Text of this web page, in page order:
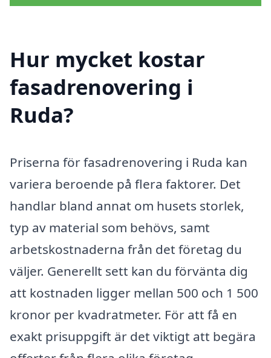
Hur mycket kostar
fasadrenovering i
Ruda?
Priserna för fasadrenovering i Ruda kan
variera beroende på flera faktorer. Det
handlar bland annat om husets storlek,
typ av material som behövs, samt
arbetskostnaderna från det företag du
väljer. Generellt sett kan du förvänta dig
att kostnaden ligger mellan 500 och 1 500
kronor per kvadratmeter. För att få en
exakt prisuppgift är det viktigt att begära